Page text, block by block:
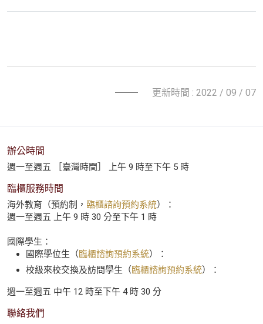
更新時間 : 2022 / 09 / 07
辦公時間
週一至週五 ［臺灣時間］ 上午 9 時至下午 5 時
臨櫃服務時間
海外教育（預約制， 臨櫃諮詢預約系統）：
週一至週五 上午 9 時 30 分至下午 1 時
國際學生：
國際學位生（臨櫃諮詢預約系統）：
校級來校交換及訪問學生（臨櫃諮詢預約系統）：
週一至週五 中午 12 時至下午 4 時 30 分
聯絡我們